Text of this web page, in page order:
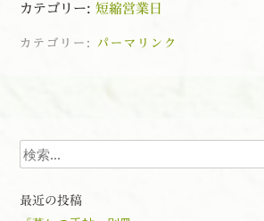
カテゴリー: 短縮営業日
カテゴリー: パーマリンク
検索
最近の投稿